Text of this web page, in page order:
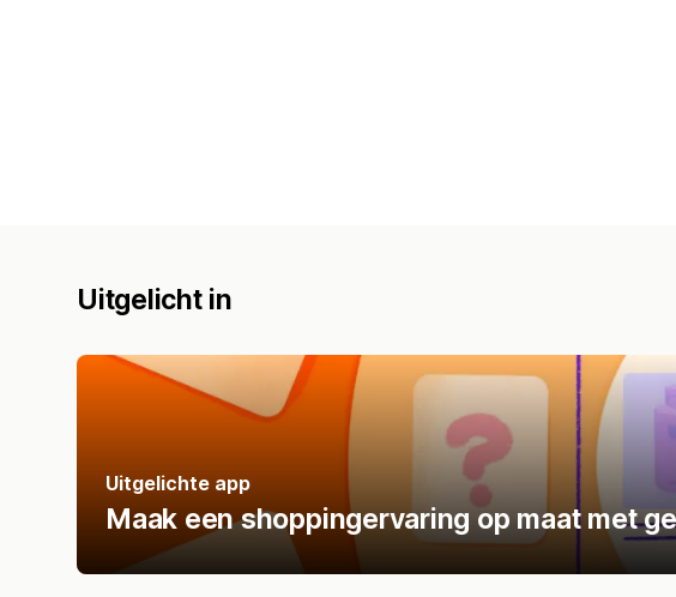
Uitgelicht in
Uitgelichte app
Maak een shoppingervaring op maat met